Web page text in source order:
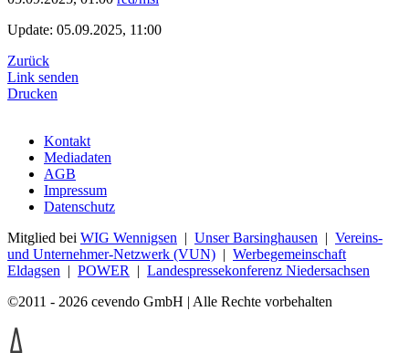
Update: 05.09.2025, 11:00
Zurück
Link senden
Drucken
Kontakt
Mediadaten
AGB
Impressum
Datenschutz
Mitglied bei WIG Wennigsen | Unser Barsinghausen | Vereins-
und Unternehmer-Netzwerk (VUN) | Werbegemeinschaft
Eldagsen | POWER | Landespressekonferenz Niedersachsen
©2011 - 2026 cevendo GmbH | Alle Rechte vorbehalten